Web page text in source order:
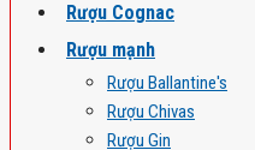
Rượu Cognac
Rượu mạnh
Rượu Ballantine's
Rượu Chivas
Rượu Gin